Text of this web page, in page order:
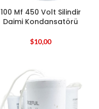
100 Mf 450 Volt Silindir
Daimi Kondansatörü
$10,00